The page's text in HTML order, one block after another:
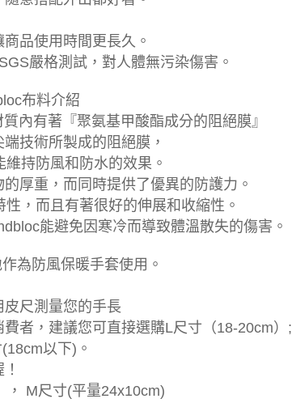
品使用時間更長久。
嚴格測試，對人體無污染傷害。
布料介紹
內有著『聚氨基甲酸酯成分的阻絕膜』
技術所製成的阻絕膜，
持防風和防水的效果。
厚重，而同時提供了優異的防護力。
，而且有著很好的伸展和收縮性。
能避免因寒冷而導致體溫散失的傷害。
為防風保暖手套使用。
尺測量您的手長
者，建議您可直接選購L尺寸（18-20cm）;
以下)。
M尺寸(平量24x10cm)